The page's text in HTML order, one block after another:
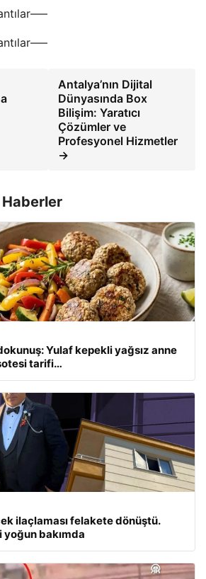
Antalya’nın Dijital
Dünyasında Box
Bilişim: Yaratıcı
Çözümler ve
Profesyonel Hizmetler
→
Yulaf kepekli yağsız anne
tarifi…
ilaçlaması felakete dönüştü.
yoğun bakımda